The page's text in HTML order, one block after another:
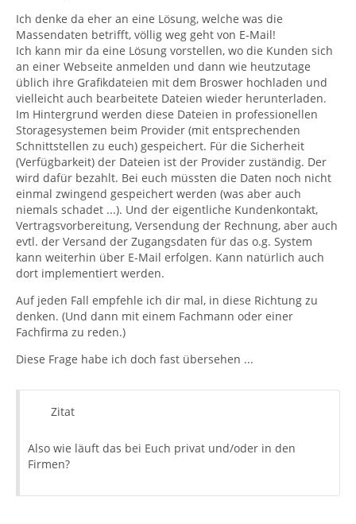
Ich denke da eher an eine Lösung, welche was die
Massendaten betrifft, völlig weg geht von E-Mail!
Ich kann mir da eine Lösung vorstellen, wo die Kunden sich
an einer Webseite anmelden und dann wie heutzutage
üblich ihre Grafikdateien mit dem Broswer hochladen und
vielleicht auch bearbeitete Dateien wieder herunterladen.
Im Hintergrund werden diese Dateien in professionellen
Storagesystemen beim Provider (mit entsprechenden
Schnittstellen zu euch) gespeichert. Für die Sicherheit
(Verfügbarkeit) der Dateien ist der Provider zuständig. Der
wird dafür bezahlt. Bei euch müssten die Daten noch nicht
einmal zwingend gespeichert werden (was aber auch
niemals schadet ...). Und der eigentliche Kundenkontakt,
Vertragsvorbereitung, Versendung der Rechnung, aber auch
evtl. der Versand der Zugangsdaten für das o.g. System
kann weiterhin über E-Mail erfolgen. Kann natürlich auch
dort implementiert werden.
Auf jeden Fall empfehle ich dir mal, in diese Richtung zu
denken. (Und dann mit einem Fachmann oder einer
Fachfirma zu reden.)
Diese Frage habe ich doch fast übersehen ...
Zitat
Also wie läuft das bei Euch privat und/oder in den
Firmen?